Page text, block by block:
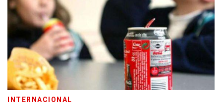
INTERNACIONAL